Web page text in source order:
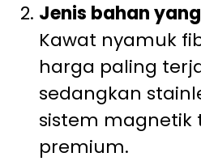
Jenis bahan
Kawat nyamuk
harga paling
sedangkan
sistem magnetik
premium.